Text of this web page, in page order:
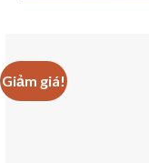
Giảm giá!